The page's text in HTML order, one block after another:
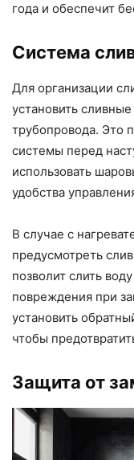
года и обеспечит
Система
Для организации
установить
трубопровода. Это
системы перед
использовать
удобства
В случае с
предусмотреть
позволит слить
повреждения при
установить
чтобы
Защита от